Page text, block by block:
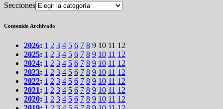
Secciones
Contenido Archivado
2026: 1 2 3 4 5 6 7 8 9 10 11 12
2025: 1 2 3 4 5 6 7 8 9 10 11 12
2024: 1 2 3 4 5 6 7 8 9 10 11 12
2023: 1 2 3 4 5 6 7 8 9 10 11 12
2022: 1 2 3 4 5 6 7 8 9 10 11 12
2021: 1 2 3 4 5 6 7 8 9 10 11 12
2020: 1 2 3 4 5 6 7 8 9 10 11 12